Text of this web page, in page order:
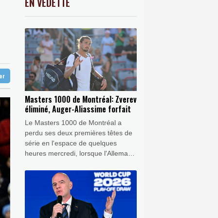
terroristes" lors de l'investiture du
autant
-0.41%
2.08% 4302.47 €
Masters 1000 de Montréal: Zverev
éliminé, Auger-Aliassime forfait
Le Masters 1000 de Montréal a
perdu ses deux premières têtes de
série en l'espace de quelques
heures mercredi, lorsque l'Allemand
Félix Auger-Aliassime ont tous deux
quitté le tableau.